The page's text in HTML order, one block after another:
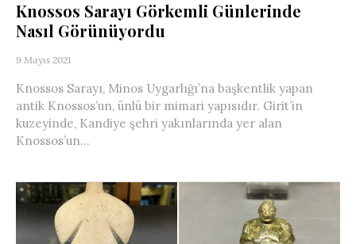
Knossos Sarayı Görkemli Günlerinde
Nasıl Görünüyordu
9 Mayıs 2021
Knossos Sarayı, Minos Uygarlığı’na başkentlik yapan
antik Knossos’un, ünlü bir mimari yapısıdır. Girit’in
kuzeyinde, Kandiye şehri yakınlarında yer alan
Knossos’un...